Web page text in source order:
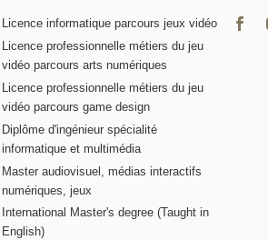
Licence informatique parcours jeux vidéo
Licence professionnelle métiers du jeu
vidéo parcours arts numériques
Licence professionnelle métiers du jeu
vidéo parcours game design
Diplôme d'ingénieur spécialité
informatique et multimédia
Master audiovisuel, médias interactifs
numériques, jeux
International Master's degree (Taught in
English)